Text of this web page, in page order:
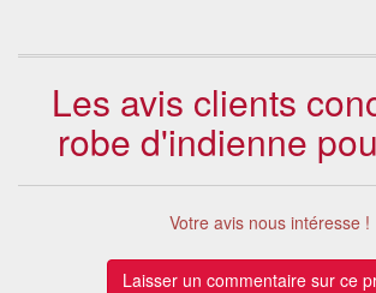
Les avis clients
robe d'indienne
Votre avis nous intéresse !
Laisser un commentaire sur ce